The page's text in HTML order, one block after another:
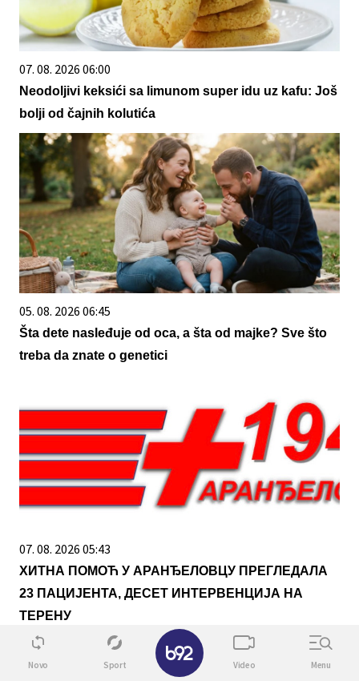
07. 08. 2026 06:00
Neodoljivi keksići sa limunom super idu uz kafu: Još
bolji od čajnih kolutića
05. 08. 2026 06:45
Šta dete nasleđuje od oca, a šta od majke? Sve što
treba da znate o genetici
07. 08. 2026 05:43
ХИТНА ПОМОЋ У АРАНЂЕЛОВЦУ ПРЕГЛЕДАЛА
23 ПАЦИЈЕНТА, ДЕСЕТ ИНТЕРВЕНЦИЈА НА
ТЕРЕНУ
Novo Sport Video Menu
✕